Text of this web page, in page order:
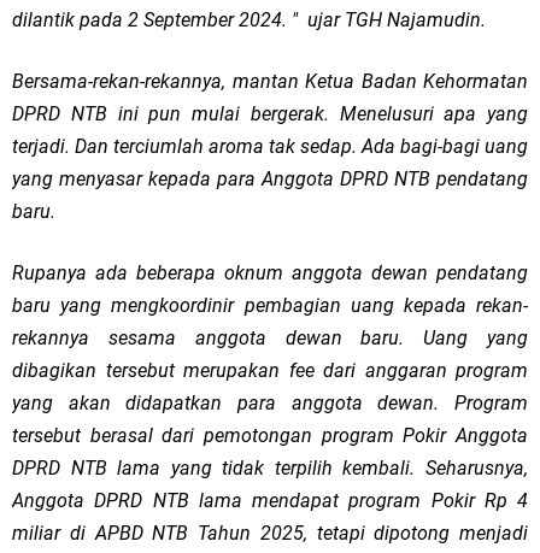
dilantik pada 2 September 2024. " ujar TGH Najamudin.
Bersama-rekan-rekannya, mantan Ketua Badan Kehormatan
DPRD NTB ini pun mulai bergerak. Menelusuri apa yang
terjadi. Dan terciumlah aroma tak sedap. Ada bagi-bagi uang
yang menyasar kepada para Anggota DPRD NTB pendatang
baru.
Rupanya ada beberapa oknum anggota dewan pendatang
baru yang mengkoordinir pembagian uang kepada rekan-
rekannya sesama anggota dewan baru. Uang yang
dibagikan tersebut merupakan fee dari anggaran program
yang akan didapatkan para anggota dewan. Program
tersebut berasal dari pemotongan program Pokir Anggota
DPRD NTB lama yang tidak terpilih kembali. Seharusnya,
Anggota DPRD NTB lama mendapat program Pokir Rp 4
miliar di APBD NTB Tahun 2025, tetapi dipotong menjadi